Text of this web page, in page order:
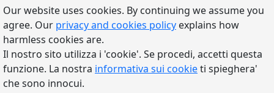
Our website uses cookies. By continuing we assume you
agree. Our privacy and cookies policy explains how
harmless cookies are.
Il nostro sito utilizza i 'cookie'. Se procedi, accetti questa
funzione. La nostra informativa sui cookieti spieghera'
che sono innocui.